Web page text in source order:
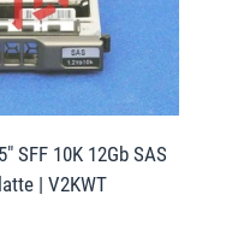
SFF 10K 12Gb SAS
| V2KWT